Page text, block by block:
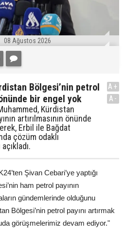
08 Ağustos 2026
Bölgesi’nin petrol
önünde bir engel yok
Kürdistan
artırılmasının önünde
Erbil ile Bağdat
çözüm odaklı
A+
A-
Şivan Cebari’ye yaptığı
ham petrol payının
gündemlerinde olduğunu
Bölgesi’nin petrol payını artırmak
görüşmelerimiz devam ediyor."